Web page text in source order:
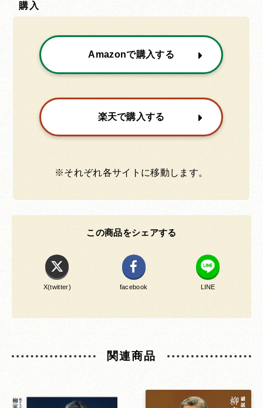
購入
Amazonで購入する
楽天で購入する
※それぞれ各サイトに移動します。
この商品をシェアする
X(twitter) facebook LINE
関連商品